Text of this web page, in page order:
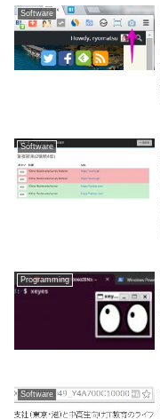
Software
Software
Programming
Software